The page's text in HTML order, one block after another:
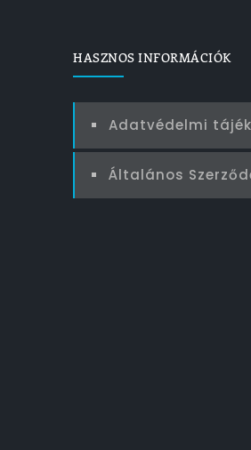
HASZNOS INFORMÁCIÓK
Adatvédelmi
Általános